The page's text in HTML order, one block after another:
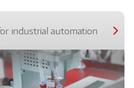
industrial automation